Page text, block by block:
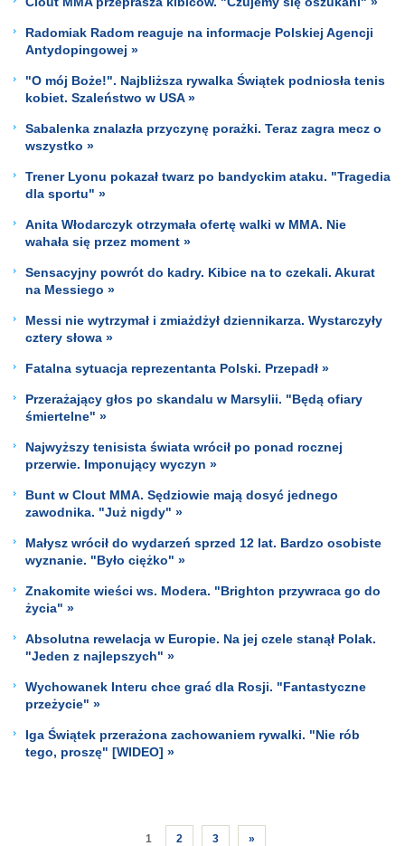
Radomiak Radom reaguje na informacje Polskiej Agencji
Antydopingowej »
"O mój Boże!". Najbliższa rywalka Świątek podniosła tenis
kobiet. Szaleństwo w USA »
Sabalenka znalazła przyczynę porażki. Teraz zagra mecz o
wszystko »
Trener Lyonu pokazał twarz po bandyckim ataku. "Tragedia
dla sportu" »
Anita Włodarczyk otrzymała ofertę walki w MMA. Nie
wahała się przez moment »
Sensacyjny powrót do kadry. Kibice na to czekali. Akurat
na Messiego »
Messi nie wytrzymał i zmiażdżył dziennikarza. Wystarczyły
cztery słowa »
Fatalna sytuacja reprezentanta Polski. Przepadł »
Przerażający głos po skandalu w Marsylii. "Będą ofiary
śmiertelne" »
Najwyższy tenisista świata wrócił po ponad rocznej
przerwie. Imponujący wyczyn »
Bunt w Clout MMA. Sędziowie mają dosyć jednego
zawodnika. "Już nigdy" »
Małysz wrócił do wydarzeń sprzed 12 lat. Bardzo osobiste
wyznanie. "Było ciężko" »
Znakomite wieści ws. Modera. "Brighton przywraca go do
życia" »
Absolutna rewelacja w Europie. Na jej czele stanął Polak.
"Jeden z najlepszych" »
Wychowanek Interu chce grać dla Rosji. "Fantastyczne
przeżycie" »
Iga Świątek przerażona zachowaniem rywalki. "Nie rób
tego, proszę" [WIDEO] »
1 2 3 »